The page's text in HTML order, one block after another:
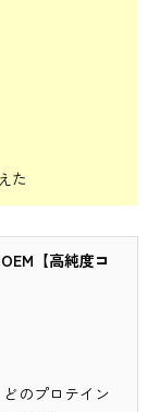
た
【高純度コ
のプロテイン